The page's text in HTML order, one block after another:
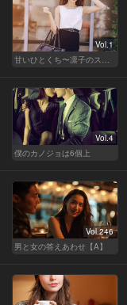
Vol.1
甘いひとくち〜凛子のスイーツ探訪記〜
Vol.4
僕のカノジョは6個上
Vol.246
男と女の答えあわせ【A】